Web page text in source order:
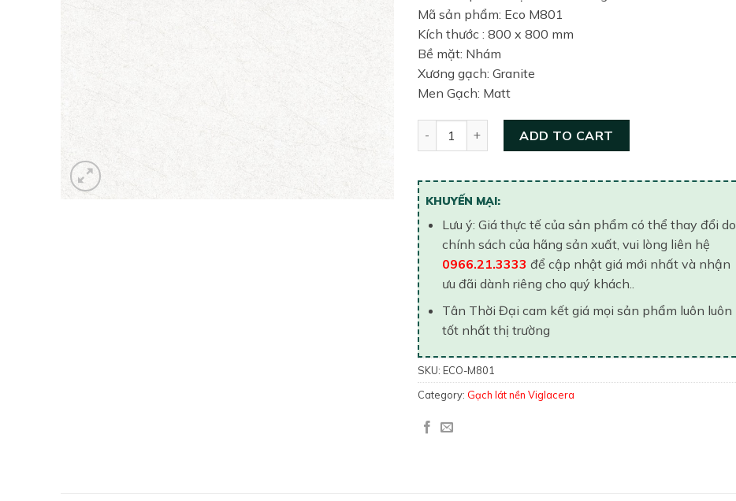
Mã sản phẩm: Eco M801
Kích thước : 800 x 800 mm
Bề mặt: Nhám
Xương gạch: Granite
Men Gạch: Matt
ADD TO CART
KHUYẾN MẠI:
Lưu ý: Giá thực tế của sản phẩm có thể thay đổi do
chính sách của hãng sản xuất, vui lòng liên hệ
0966.21.3333 để cập nhật giá mới nhất và nhận
ưu đãi dành riêng cho quý khách..
Tân Thời Đại cam kết giá mọi sản phẩm luôn luôn
tốt nhất thị trường
SKU: ECO-M801
Category: Gạch lát nền Viglacera